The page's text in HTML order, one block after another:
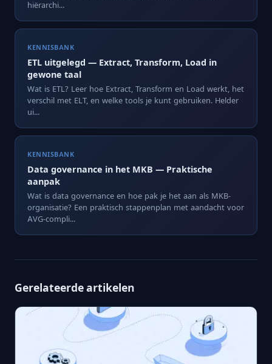
hiërarchi...
KENNISBANK
ETL uitgelegd — Extract, Transform, Load in
gewone taal
Wat is ETL? Leer hoe Extract, Transform en Load werkt, het
verschil met ELT, en welke tools je kunt gebruiken. Helder
ui...
KENNISBANK
Data governance in het MKB — Praktische
aanpak
Wat is data governance en hoe pak je het aan als MKB-
organisatie? Een praktisch stappenplan met aandacht voor
AVG-compli...
Gerelateerde artikelen